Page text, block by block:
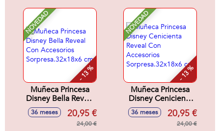
NOVEDAD
- 13 %
Muñeca Princesa
Disney Bella Reveal
Con Accesorios
Sorpresa.32x18x6
36 meses 20,95 €
24,00 €
NOVEDAD
- 13 %
Muñeca Princesa
Disney Cenicienta
Reveal Con
Accesorios
Sorpresa.32x18x6
36 meses 20,95 €
24,00 €